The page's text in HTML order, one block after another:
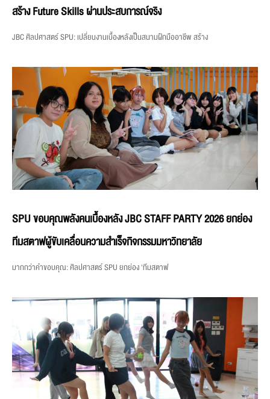
สร้าง Future Skills ผ่านประสบการณ์จริง
JBC ศิลปศาสตร์ SPU: เปลี่ยนงานเบื้องหลังเป็นสนามฝึกมืออาชีพ สร้าง
SPU ขอบคุณพลังคนเบื้องหลัง JBC STAFF PARTY 2026 ยกย่อง
ทีมสตาฟผู้ขับเคลื่อนความสำเร็จกิจกรรมมหาวิทยาลัย
มากกว่าคำขอบคุณ: ศิลปศาสตร์ SPU ยกย่อง ‘ทีมสตาฟ